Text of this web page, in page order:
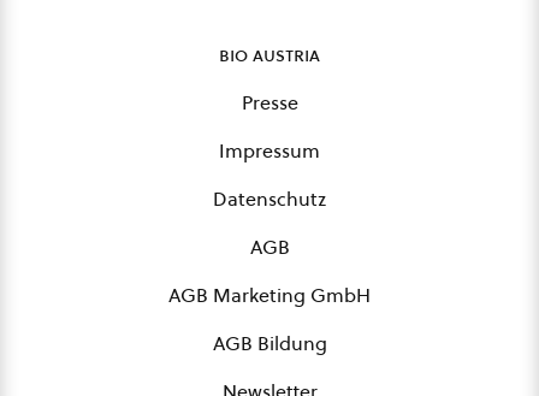
bio austria
Presse
Impressum
Datenschutz
AGB
AGB Marketing GmbH
AGB Bildung